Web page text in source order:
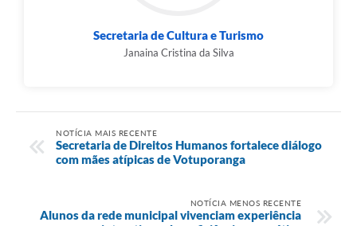
Secretaria de Cultura e Turismo
Janaina Cristina da Silva
NOTÍCIA MAIS RECENTE
Secretaria de Direitos Humanos fortalece diálogo
com mães atípicas de Votuporanga
NOTÍCIA MENOS RECENTE
Alunos da rede municipal vivenciam experiência